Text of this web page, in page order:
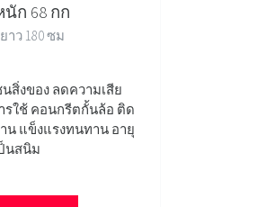
นัก 68 กก
าว 180 ซม
สิ่งของ ลดความเสีย
ใช้ คอนกรีตกั้นล้อ ติด
น แข็งแรงทนทาน อายุ
นสนิม